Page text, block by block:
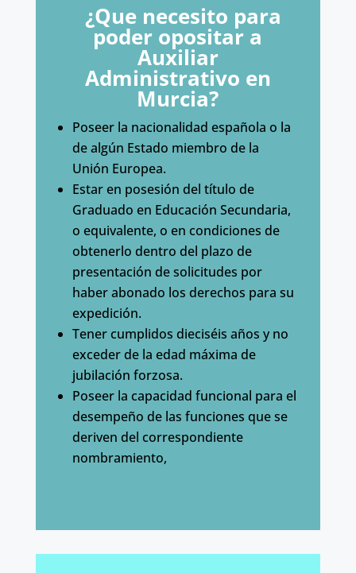
¿Que necesito para
poder opositar a
Auxiliar
Administrativo en
Murcia?
Poseer la nacionalidad española o la
de algún Estado miembro de la
Unión Europea.
Estar en posesión del título de
Graduado en Educación Secundaria,
o equivalente, o en condiciones de
obtenerlo dentro del plazo de
presentación de solicitudes por
haber abonado los derechos para su
expedición.
Tener cumplidos dieciséis años y no
exceder de la edad máxima de
jubilación forzosa.
Poseer la capacidad funcional para el
desempeño de las funciones que se
deriven del correspondiente
nombramiento,